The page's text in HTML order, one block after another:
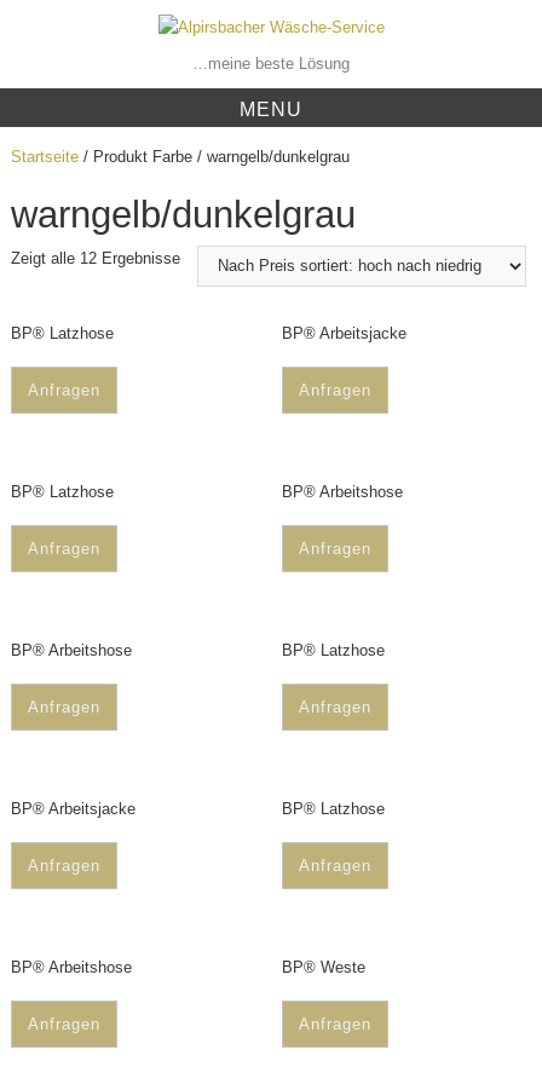
…meine beste Lösung
MENU
Startseite/ Produkt Farbe / warngelb/dunkelgrau
warngelb/dunkelgrau
Zeigt alle 12 Ergebnisse
BP® Latzhose
Anfragen
BP® Arbeitsjacke
Anfragen
BP® Latzhose
Anfragen
BP® Arbeitshose
Anfragen
BP® Arbeitshose
Anfragen
BP® Latzhose
Anfragen
BP® Arbeitsjacke
Anfragen
BP® Latzhose
Anfragen
BP® Arbeitshose
Anfragen
BP® Weste
Anfragen